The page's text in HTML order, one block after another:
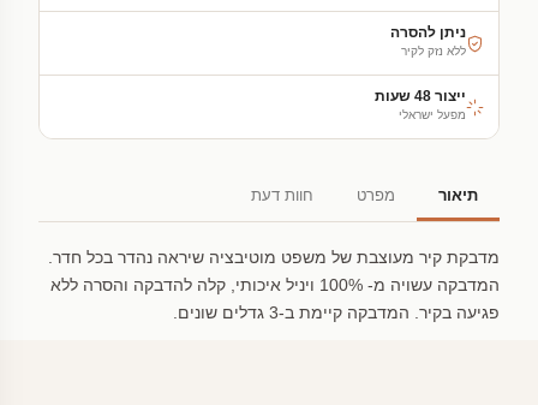
ניתן להסרה
ללא נזק לקיר
ייצור 48 שעות
מפעל ישראלי
תיאור מפרט חוות דעת
מדבקת קיר מעוצבת של משפט מוטיבציה שיראה נהדר בכל חדר.
המדבקה עשויה מ- 100% ויניל איכותי, קלה להדבקה והסרה ללא
פגיעה בקיר. המדבקה קיימת ב-3 גדלים שונים.